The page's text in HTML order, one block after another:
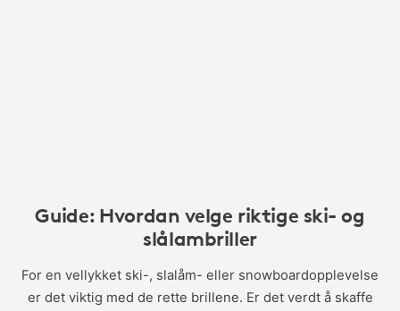
Guide: Hvordan velge riktige ski- og
slålambriller
For en vellykket ski-, slalåm- eller snowboardopplevelse
er det viktig med de rette brillene. Er det verdt å skaffe